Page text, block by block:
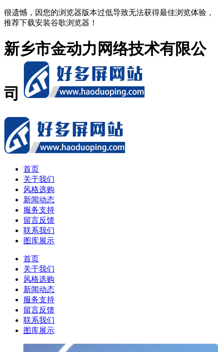
很遗憾，因您的浏览器版本过低导致无法获得最佳浏览体验，
推荐下载安装谷歌浏览器！
新乡市金动力网络技术有限公
司
首页
关于我们
风格选购
新闻动态
服务支持
留言反馈
联系我们
图库展示
首页
关于我们
风格选购
新闻动态
服务支持
留言反馈
联系我们
图库展示